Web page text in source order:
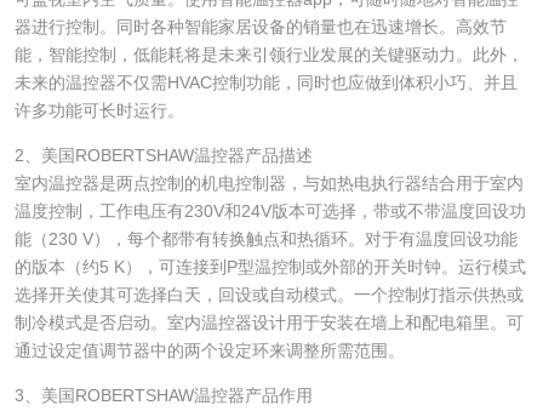
器进行控制。同时各种智能家居设备的销量也在迅速增长。高效节
能，智能控制，低能耗将是未来引领行业发展的关键驱动力。此外，
未来的温控器不仅需HVAC控制功能，同时也应做到体积小巧、并且
许多功能可长时运行。
2、美国ROBERTSHAW温控器产品描述
室内温控器是两点控制的机电控制器，与如热电执行器结合用于室内
温度控制，工作电压有230V和24V版本可选择，带或不带温度回设功
能（230 V），每个都带有转换触点和热循环。对于有温度回设功能
的版本（约5 K），可连接到P型温控制或外部的开关时钟。运行模式
选择开关使其可选择白天，回设或自动模式。一个控制灯指示供热或
制冷模式是否启动。室内温控器设计用于安装在墙上和配电箱里。可
通过设定值调节器中的两个设定环来调整所需范围。
3、美国ROBERTSHAW温控器产品作用